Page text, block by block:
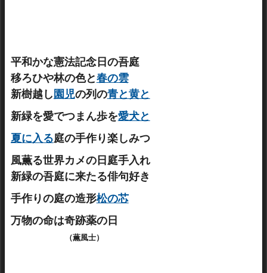
平和かな憲法記念日の吾庭
移ろひや林の色と春の雲
新樹越し 園児の列の青と黄と
新緑を愛でつまん歩を愛犬と
夏に入る庭の手作り楽しみつ
風薫る世界カメの日庭手入れ
新緑の吾庭に来たる俳句好き
手作りの庭の造形松の芯
万物の命は奇跡薬の日
（薫風士）